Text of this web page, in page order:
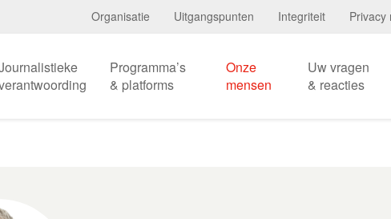
Organisatie Uitgangspunten Integriteit Privacy
Programma’s
& platforms
Onze
mensen
Uw vragen
& reacties